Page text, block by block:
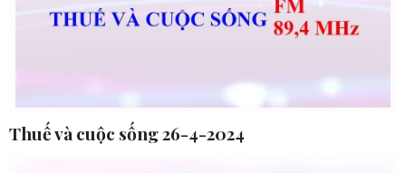
Thuế và cuộc sống 26-4-2024